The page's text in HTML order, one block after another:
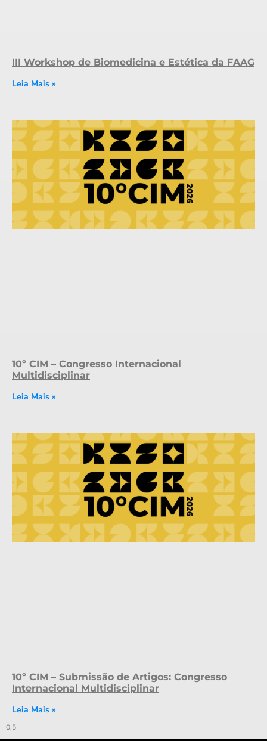
III Workshop de Biomedicina e Estética da FAAG
Leia Mais »
10º CIM – Congresso Internacional
Multidisciplinar
Leia Mais »
10º CIM – Submissão de Artigos: Congresso
Internacional Multidisciplinar
Leia Mais »